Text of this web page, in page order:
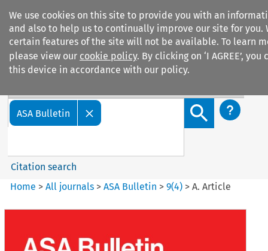
We use cookies on this site to provide you with an
and also to help us to continually improve our site for you.
certain features of the site will not be available. To learn
please view our cookie policy. By clicking on ‘I AGREE’,
this device in accordance with our policy.
ASA Bulletin
Search content
Citation search
Home >All journals >ASA Bulletin >9(4) >A. Article